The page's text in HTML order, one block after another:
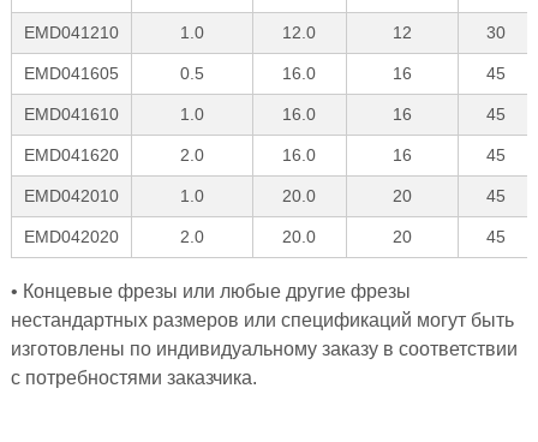
EMD041210 1.0 12.0 12 30
EMD041605 0.5 16.0 16 45
EMD041610 1.0 16.0 16 45
EMD041620 2.0 16.0 16 45
EMD042010 1.0 20.0 20 45
EMD042020 2.0 20.0 20 45
• Концевые фрезы или любые другие фрезы
нестандартных размеров или спецификаций могут быть
изготовлены по индивидуальному заказу в соответствии
с потребностями заказчика.